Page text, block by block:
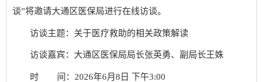
谈”将邀请大通区医保局进行在线访谈。
访谈主题：关于医疗救助的相关政策解读
访谈嘉宾：大通区医保局局长张英勇、副局长王姝
时 间：2026年6月8日 下午3:00